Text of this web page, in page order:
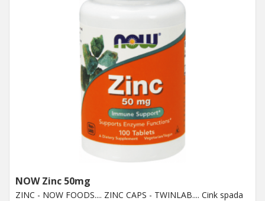
NOW Zinc 50mg
ZINC - NOW FOODS.... ZINC CAPS - TWINLAB.... Cink spada